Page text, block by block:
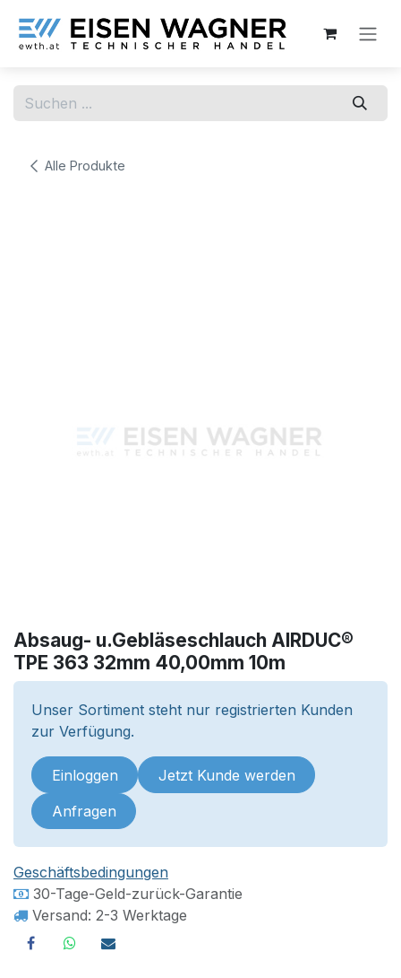
Alle Produkte
Absaug- u.Gebläseschlauch AIRDUC®
TPE 363 32mm 40,00mm 10m
Unser Sortiment steht nur registrierten Kunden
zur Verfügung.
Einloggen Jetzt Kunde werden
Anfragen
Geschäftsbedingungen
30-Tage-Geld-zurück-Garantie
Versand: 2-3 Werktage